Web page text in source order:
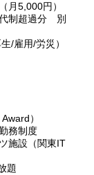
月5,000円）
制超過分 別
/雇用/労災）
）
務制度
施設（関東IT
題